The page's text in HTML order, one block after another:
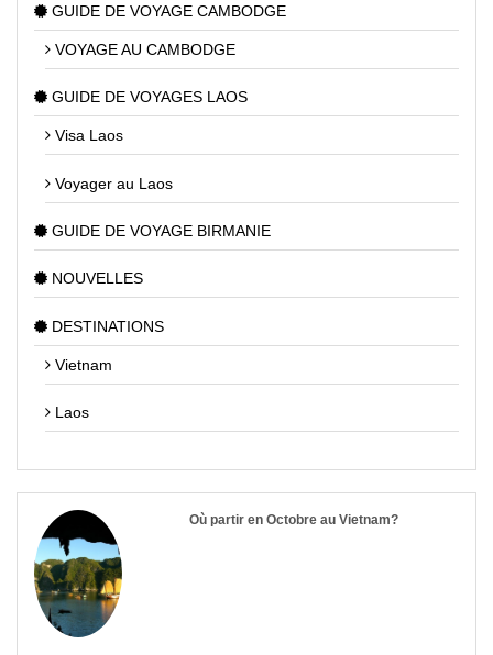
GUIDE DE VOYAGE CAMBODGE
VOYAGE AU CAMBODGE
GUIDE DE VOYAGES LAOS
Visa Laos
Voyager au Laos
GUIDE DE VOYAGE BIRMANIE
NOUVELLES
DESTINATIONS
Vietnam
Laos
Où partir en Octobre au Vietnam?